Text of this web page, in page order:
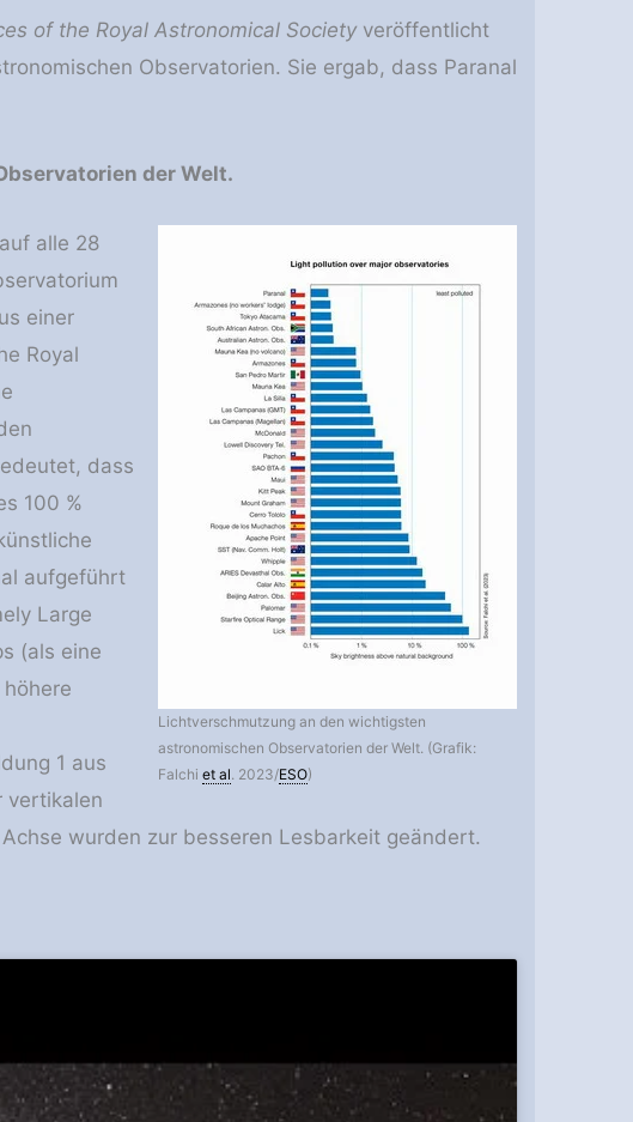
of the Royal Astronomical Societyveröffentlicht
Observatorien. Sie ergab, dass Paranal
der Welt.
Lichtverschmutzung an den wichtigsten
astronomischen Observatorien der Welt. (Grafik:
Falchiet al. 2023/ESO)
alle 28
einer
Royal
dass
100 %
aufgeführt
Large
(als eine
1 aus
vertikalen
wurden zur besseren Lesbarkeit geändert.